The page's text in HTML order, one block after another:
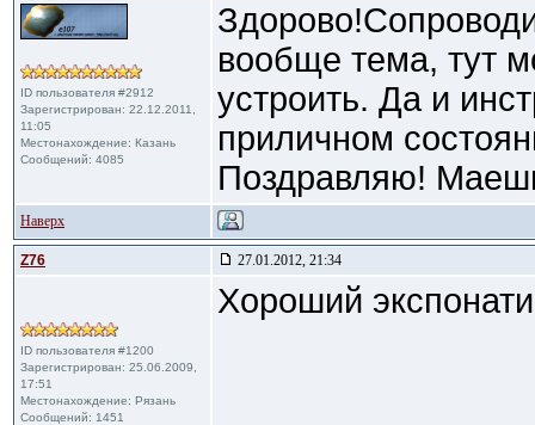
ID пользователя #2912
Зарегистрирован: 22.12.2011,
11:05
Местонахождение: Казань
Сообщений: 4085
вообще тема, тут
устроить. Да и
приличном
Поздравляю!
Наверх
Z76 27.01.2012, 21:34
ID пользователя #1200
Зарегистрирован: 25.06.2009,
17:51
Местонахождение: Рязань
Сообщений: 1451
Хороший